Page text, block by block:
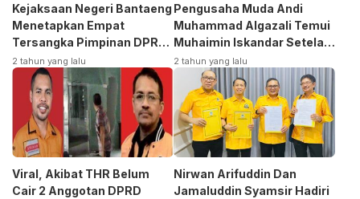
Kejaksaan Negeri Bantaeng
Menetapkan Empat
Tersangka Pimpinan DPRD
Kasus Korupsi
2 tahun yang lalu
Pengusaha Muda Andi
Muhammad Algazali Temui
Muhaimin Iskandar Setela
Ambil Formulir Bakal Calon
Bupati ke PKB
2 tahun yang lalu
Viral, Akibat THR Belum
Cair 2 Anggotan DPRD
Nirwan Arifuddin Dan
Jamaluddin Syamsir Hadiri